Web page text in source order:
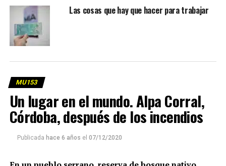
Las cosas que hay que hacer para trabajar
MU153
Un lugar en el mundo. Alpa Corral,
Córdoba, después de los incendios
Publicada hace 6 años el 07/12/2020